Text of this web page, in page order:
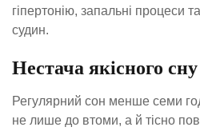
гіпертонію, запальні процеси
судин.
Нестача якісного сну
Регулярний сон менше семи
не лише до втоми, а й тісно